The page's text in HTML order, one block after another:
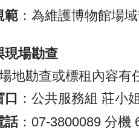
範 ：為維護博物館場域
現場勘查
地勘查或標租內容有
口 ：公共服務組 莊小姐
話：07-3800089 分機